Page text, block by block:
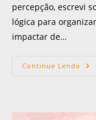
percepção, escrevi
lógica para
impactar de…
Continue Lendo